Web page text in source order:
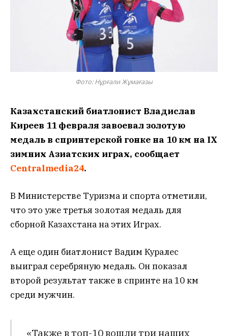
Фото: Нұрғали Жұмағазы
Казахстанский биатлонист Владислав
Киреев 11 февраля завоевал золотую
медаль в спринтерской гонке на 10 км на IX
зимних Азиатских играх, сообщает
Centralmedia24.
В Министерстве Туризма и спорта отметили,
что это уже третья золотая медаль для
сборной Казахстана на этих Играх.
А еще один биатлонист Вадим Куралес
выиграл серебряную медаль. Он показал
второй результат также в спринте на 10 км
среди мужчин.
«Также в топ-10 вошли три наших